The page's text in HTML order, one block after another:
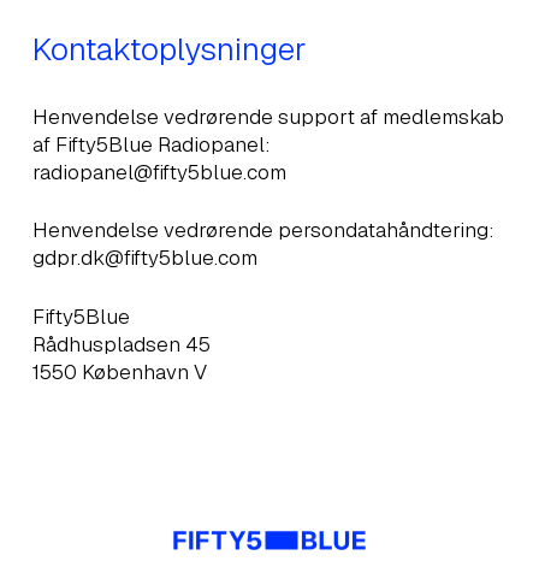
Kontaktoplysninger
Henvendelse vedrørende support af medlemskab
af Fifty5Blue Radiopanel:
radiopanel@fifty5blue.com
Henvendelse vedrørende persondatahåndtering:
gdpr.dk@fifty5blue.com
Fifty5Blue
Rådhuspladsen 45
1550 København V